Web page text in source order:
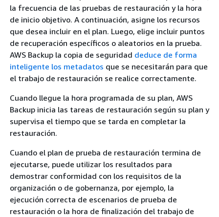
la frecuencia de las pruebas de restauración y la hora
de inicio objetivo. A continuación, asigne los recursos
que desea incluir en el plan. Luego, elige incluir puntos
de recuperación específicos o aleatorios en la prueba.
AWS Backup la copia de seguridad deduce de forma
inteligente los metadatos que se necesitarán para que
el trabajo de restauración se realice correctamente.
Cuando llegue la hora programada de su plan, AWS
Backup inicia las tareas de restauración según su plan y
supervisa el tiempo que se tarda en completar la
restauración.
Cuando el plan de prueba de restauración termina de
ejecutarse, puede utilizar los resultados para
demostrar conformidad con los requisitos de la
organización o de gobernanza, por ejemplo, la
ejecución correcta de escenarios de prueba de
restauración o la hora de finalización del trabajo de